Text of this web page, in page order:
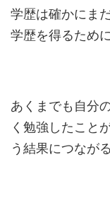
学歴は確かにま
学歴を得るため
あくまでも自分
く勉強したこと
う結果につなが